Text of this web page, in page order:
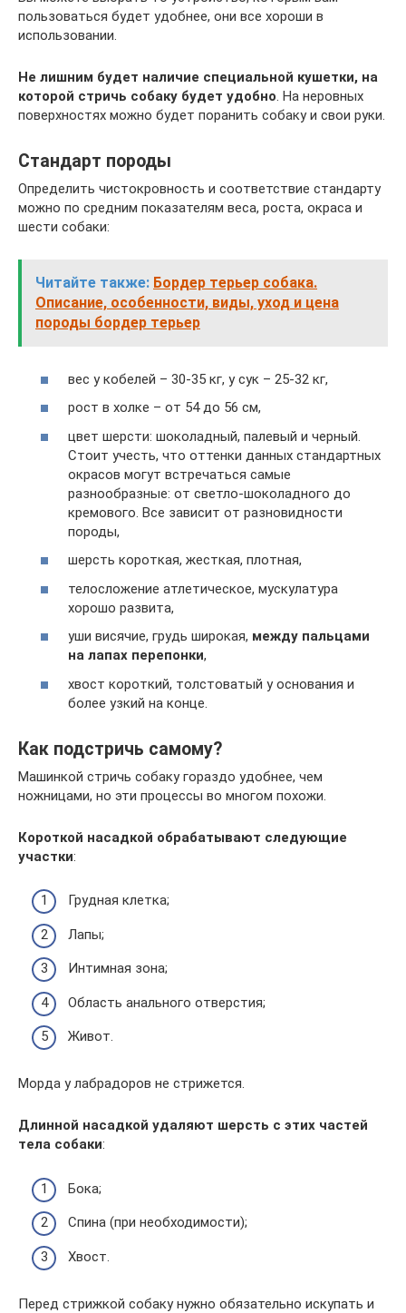
пользоваться будет удобнее, они все хороши в
использовании.
Не лишним будет наличие специальной кушетки, на
которой стричь собаку будет удобно. На неровных
поверхностях можно будет поранить собаку и свои руки.
Стандарт породы
Определить чистокровность и соответствие стандарту
можно по средним показателям веса, роста, окраса и
шести собаки:
Читайте также: Бордер терьер собака.
Описание, особенности, виды, уход и цена
породы бордер терьер
вес у кобелей – 30-35 кг, у сук – 25-32 кг,
рост в холке – от 54 до 56 см,
цвет шерсти: шоколадный, палевый и черный.
Стоит учесть, что оттенки данных стандартных
окрасов могут встречаться самые
разнообразные: от светло-шоколадного до
кремового. Все зависит от разновидности
породы,
шерсть короткая, жесткая, плотная,
телосложение атлетическое, мускулатура
хорошо развита,
уши висячие, грудь широкая, между пальцами
на лапах перепонки,
хвост короткий, толстоватый у основания и
более узкий на конце.
Как подстричь самому?
Машинкой стричь собаку гораздо удобнее, чем
ножницами, но эти процессы во многом похожи.
Короткой насадкой обрабатывают следующие
участки:
Грудная клетка;
Лапы;
Интимная зона;
Область анального отверстия;
Живот.
Морда у лабрадоров не стрижется.
Длинной насадкой удаляют шерсть с этих частей
тела собаки:
Бока;
Спина (при необходимости);
Хвост.
Перед стрижкой собаку нужно обязательно искупать и